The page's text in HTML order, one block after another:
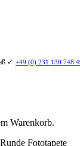
✓ +49 (0) 231 130 748
Warenkorb.
Runde Fototapete